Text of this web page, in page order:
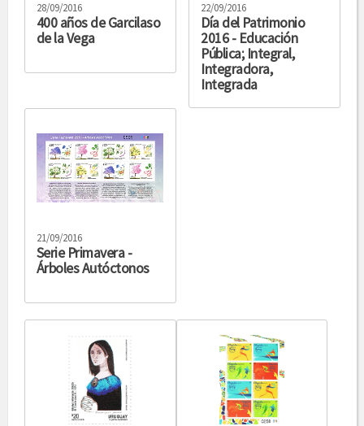
28/09/2016
400 años de Garcilaso
de la Vega
22/09/2016
Día del Patrimonio
2016 - Educación
Pública; Integral,
Integradora,
Integrada
21/09/2016
Serie Primavera -
Árboles Autóctonos